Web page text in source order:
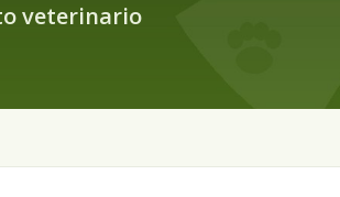
veterinario